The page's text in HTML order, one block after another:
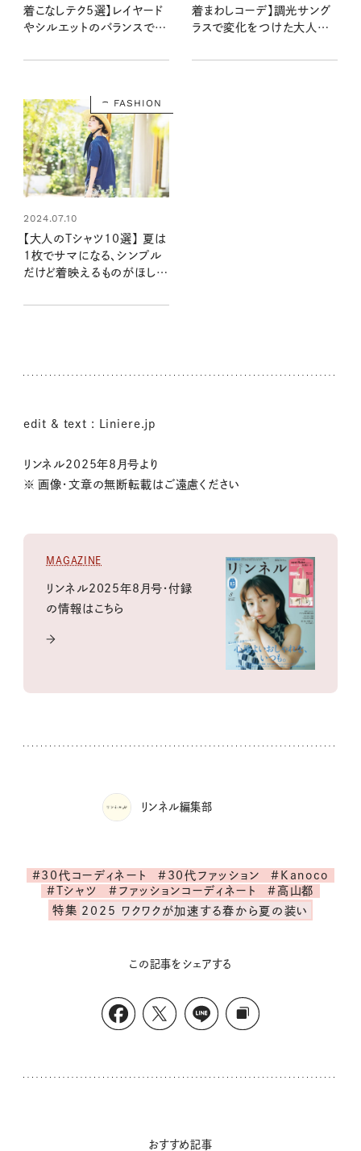
着こなしテク5選】レイヤード
やシルエットのバランスで、
える！
着まわしコーデ】調光サング
ラスで変化をつけた大人ス
子さん
FASHION
2024.07.10
【大人のTシャツ10選】 夏は
1枚でサマになる、シンプル
だけど着映えるものがほし
edit & text : Liniere.jp
リンネル2025年8月号より
※ 画像・文章の無断転載はご遠慮ください
MAGAZINE
リンネル2025年8月号・付録
の情報はこちら
リンネル編集部
#30代コーディネート #30代ファッション
#Kanoco
#Tシャツ
#ファッションコーディネート
#高山都
特集 2025 ワクワクが加速する春から夏の装い
この記事をシェアする
おすすめ記事